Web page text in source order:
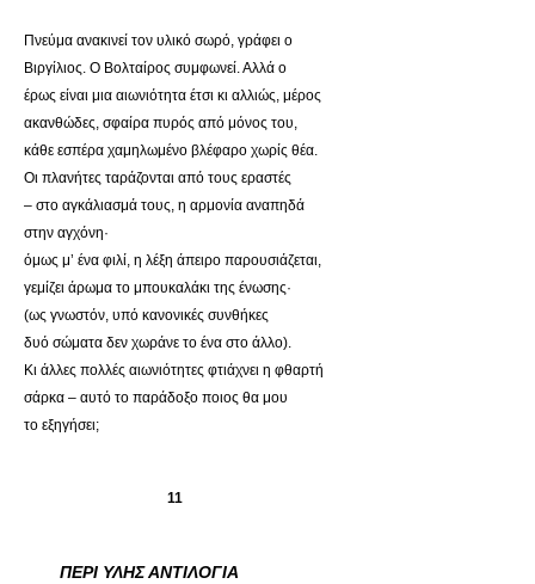
Πνεύμα ανακινεί τον υλικό σωρό, γράφει ο
Βιργίλιος. Ο Βολταίρος συμφωνεί. Αλλά ο
έρως είναι μια αιωνιότητα έτσι κι αλλιώς, μέρος
ακανθώδες, σφαίρα πυρός από μόνος του,
κάθε εσπέρα χαμηλωμένο βλέφαρο χωρίς θέα.
Οι πλανήτες ταράζονται από τους εραστές
– στο αγκάλιασμά τους, η αρμονία αναπηδά
στην αγχόνη·
όμως μ’ ένα φιλί, η λέξη άπειρο παρουσιάζεται,
γεμίζει άρωμα το μπουκαλάκι της ένωσης·
(ως γνωστόν, υπό κανονικές συνθήκες
δυό σώματα δεν χωράνε το ένα στο άλλο).
Κι άλλες πολλές αιωνιότητες φτιάχνει η φθαρτή
σάρκα – αυτό το παράδοξο ποιος θα μου
το εξηγήσει;
11
ΠΕΡΙ ΥΛΗΣ ΑΝΤΙΛΟΓΙΑ